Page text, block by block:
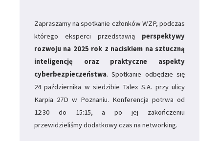
Zapraszamy na spotkanie członków WZP, podczas
którego eksperci przedstawią perspektywy
rozwoju na 2025 rok z naciskiem na sztuczną
inteligencję oraz praktyczne aspekty
cyberbezpieczeństwa.Spotkanie odbędzie się
24 października w siedzibie Talex S.A. przy ulicy
Karpia 27D w Poznaniu. Konferencja potrwa od
12:30 do 15:15, a po jej zakończeniu
przewidzieliśmy dodatkowy czas na networking.